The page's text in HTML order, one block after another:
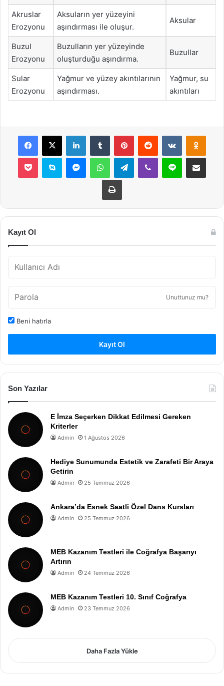
Akruslar
Erozyonu
Aksuların yer yüzeyini
aşındırması ile oluşur.
Aksular
Buzul
Erozyonu
Buzulların yer yüzeyinde
oluşturduğu aşındırma.
Buzullar
Sular
Erozyonu
Yağmur ve yüzey akıntılarının
aşındırması.
Yağmur, su
akıntıları
Facebook
X LinkedInTumblr PinterestReddit VKontakte
Pocket Skype MessengerWhatsAppTelegramViber Line E-Posta ile
Yazdır
Kayıt Ol
Unuttunuz mu?
Beni hatırla
Kayıt Ol
Son Yazılar
E İmza Seçerken Dikkat Edilmesi Gereken
Kriterler
Admin 1 Ağustos 2026
Hediye Sunumunda Estetik ve Zarafeti Bir Araya
Getirin
Admin 25 Temmuz 2026
Ankara’da Esnek Saatli Özel Dans Kursları
Admin 25 Temmuz 2026
MEB Kazanım Testleri ile Coğrafya Başarıyı
Artırın
Admin 24 Temmuz 2026
MEB Kazanım Testleri 10. Sınıf Coğrafya
Admin 23 Temmuz 2026
Daha Fazla Yükle